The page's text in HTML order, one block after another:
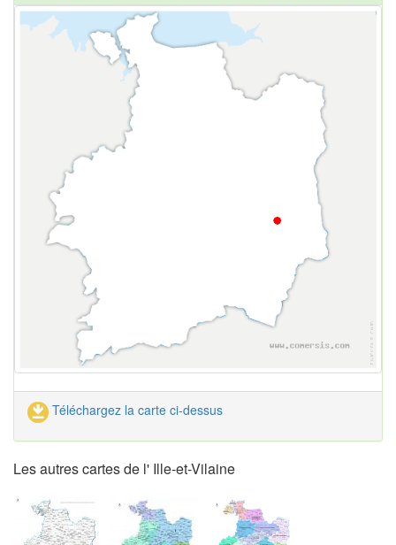
Téléchargez la carte ci-dessus
Les autres cartes de l' Ille-et-Vilaine